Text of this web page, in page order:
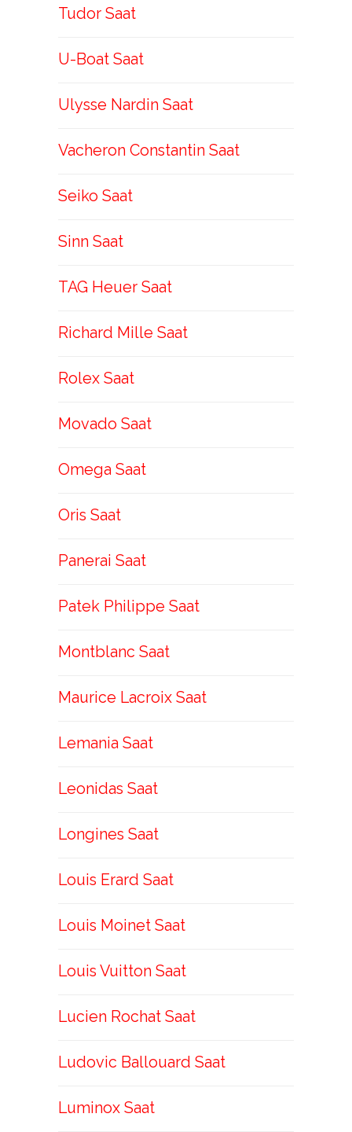
Tudor Saat
U-Boat Saat
Ulysse Nardin Saat
Vacheron Constantin Saat
Seiko Saat
Sinn Saat
TAG Heuer Saat
Richard Mille Saat
Rolex Saat
Movado Saat
Omega Saat
Oris Saat
Panerai Saat
Patek Philippe Saat
Montblanc Saat
Maurice Lacroix Saat
Lemania Saat
Leonidas Saat
Longines Saat
Louis Erard Saat
Louis Moinet Saat
Louis Vuitton Saat
Lucien Rochat Saat
Ludovic Ballouard Saat
Luminox Saat